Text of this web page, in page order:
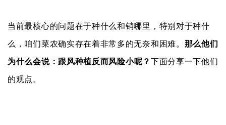
当前最核心的问题在于种什么和销哪里，特别对于种什
么，咱们菜农确实存在着非常多的无奈和困难。 那么他们
为什么会说： 跟风种植反而风险小呢？下面分享一下他们
的观点。